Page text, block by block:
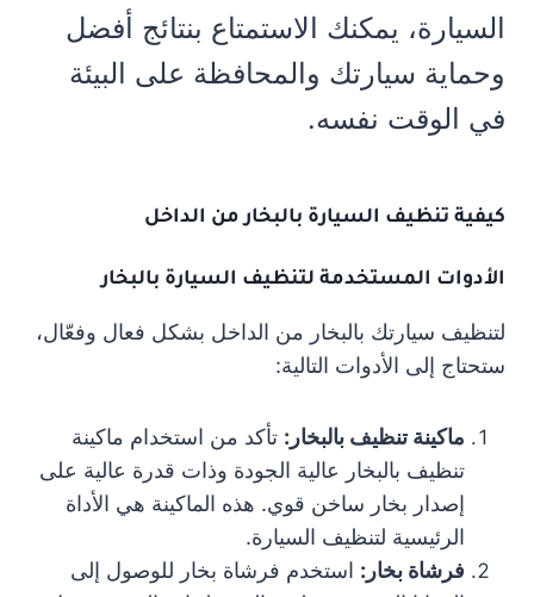
السيارة، يمكنك الاستمتاع بنتائج أفضل
وحماية سيارتك والمحافظة على البيئة
في الوقت نفسه.
كيفية تنظيف السيارة بالبخار من الداخل
الأدوات المستخدمة لتنظيف السيارة بالبخار
لتنظيف سيارتك بالبخار من الداخل بشكل فعال وفعّال،
ستحتاج إلى الأدوات التالية:
ماكينة تنظيف بالبخار: تأكد من استخدام ماكينة
تنظيف بالبخار عالية الجودة وذات قدرة عالية على
إصدار بخار ساخن قوي. هذه الماكينة هي الأداة
الرئيسية لتنظيف السيارة.
فرشاة بخار: استخدم فرشاة بخار للوصول إلى